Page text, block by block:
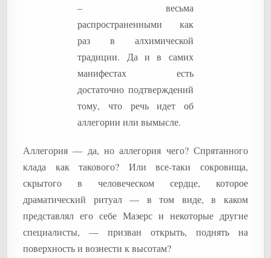
– весьма
распространенными как
раз в алхимической
традиции. Да и в самих
манифестах есть
достаточно подтверждений
тому, что речь идет об
аллегории или вымысле.
Аллегория — да, но аллегория чего? Спрятанного
клада как такового? Или все-таки сокровища,
скрытого в человеческом сердце, которое
драматический ритуал — в том виде, в каком
представлял его себе Мазерс и некоторые другие
специалисты, — призван открыть, поднять на
поверхность и вознести к высотам?